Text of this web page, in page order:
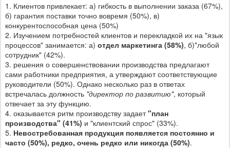
1. Клиентов привлекает: а) гибкость в выполнении заказа (67%),
б) гарантия поставки точно вовремя (50%), в)
конкурентоспособная цена (50%)
2. Изучением потребностей клиентов и перекладкой их на "язык
процессов" занимается: а) отдел маркетинга (58%), б)"любой
сотрудник" (42%).
3. решения о совершенствовании производства предлагают
сами работники предприятия, а утверждают соответствующие
руководители (50%). Однако несколько раз в ответах
встречалась должность "директор по развитию", который
отвечает за эту функцию.
4. оказывается ритм производству задает"план
производства" (41%) и "клиентский спрос" (33%).
5. Невостребованная продукция появляется постоянно и
часто (50%), редко, очень редко или никогда (50%).